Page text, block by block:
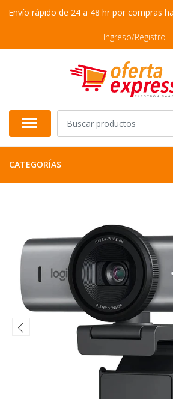
Envío rápido de 24 a 48 hr por compras
Ingreso/Registro
CATEGORÍAS